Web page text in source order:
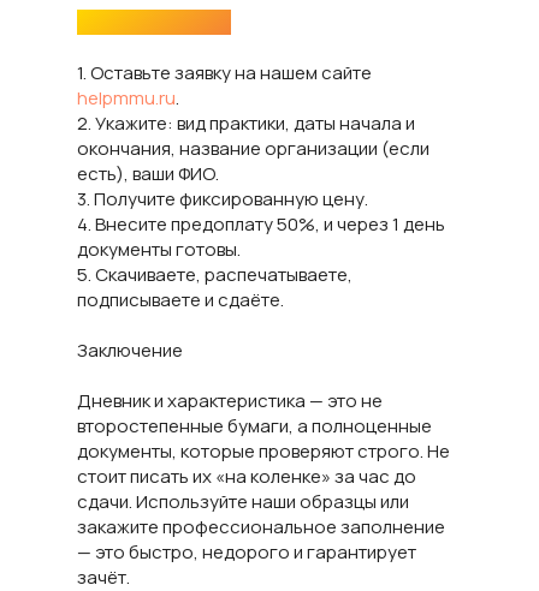
1. Оставьте заявку на нашем сайте
helpmmu.ru.
2. Укажите: вид практики, даты начала и
окончания, название организации (если
есть), ваши ФИО.
3. Получите фиксированную цену.
4. Внесите предоплату 50%, и через 1 день
документы готовы.
5. Скачиваете, распечатываете,
подписываете и сдаёте.
Заключение
Дневник и характеристика — это не
второстепенные бумаги, а полноценные
документы, которые проверяют строго. Не
стоит писать их «на коленке» за час до
сдачи. Используйте наши образцы или
закажите профессиональное заполнение
— это быстро, недорого и гарантирует
зачёт.